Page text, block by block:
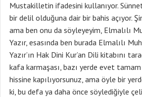
Mustakilletin ifadesini kullanıyor.
bir delil olduğuna dair bir bahis açıyor.
ama ben onu da söyleyeyim, Elmalılı
Yazır, esasında ben burada Elmalılı
Yazır’ın Hak Dini Kur’an Dili kitabını
kafa karmaşası, bazı yerde evet
hissine kapılıyorsunuz, ama öyle bir
ki, bu defa ya daha önce söylediğiyle